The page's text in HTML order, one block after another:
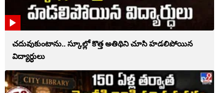
చదువుకుంటాను.. స్కూల్లో కొత్త అతిథిని చూసి హడలిపోయిన
విద్యార్ధులు